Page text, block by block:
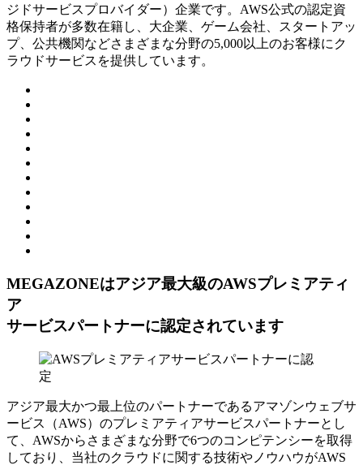
ジドサービスプロバイダー）企業です。AWS公式の認定資
格保持者が多数在籍し、⼤企業、ゲーム会社、スタートアッ
プ、公共機関などさまざまな分野の5,000以上のお客様にク
ラウドサービスを提供しています。
MEGAZONEはアジア最⼤級のAWSプレミアティ
ア
サービスパートナーに認定されています
アジア最大かつ最上位のパートナーであるアマゾンウェブサ
ービス（AWS）のプレミアティアサービスパートナーとし
て、AWSからさまざまな分野で6つのコンピテンシーを取得
しており、当社のクラウドに関する技術やノウハウがAWS